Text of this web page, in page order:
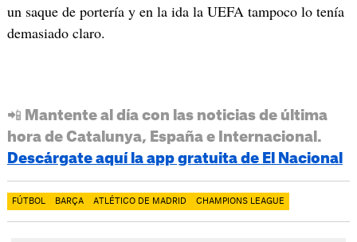
un saque de portería y en la ida la UEFA tampoco lo tenía
demasiado claro.
📲 Mantente al día con las noticias de última
hora de Catalunya, España e Internacional.
Descárgate aquí la app gratuita de El Nacional
FÚTBOL BARÇA ATLÉTICO DE MADRID CHAMPIONS LEAGUE